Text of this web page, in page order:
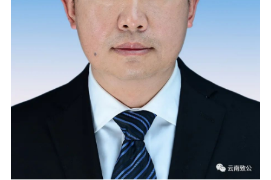
图片欣赏
视频中心
联系我们
媒体报道
脱贫攻坚
侨海动态